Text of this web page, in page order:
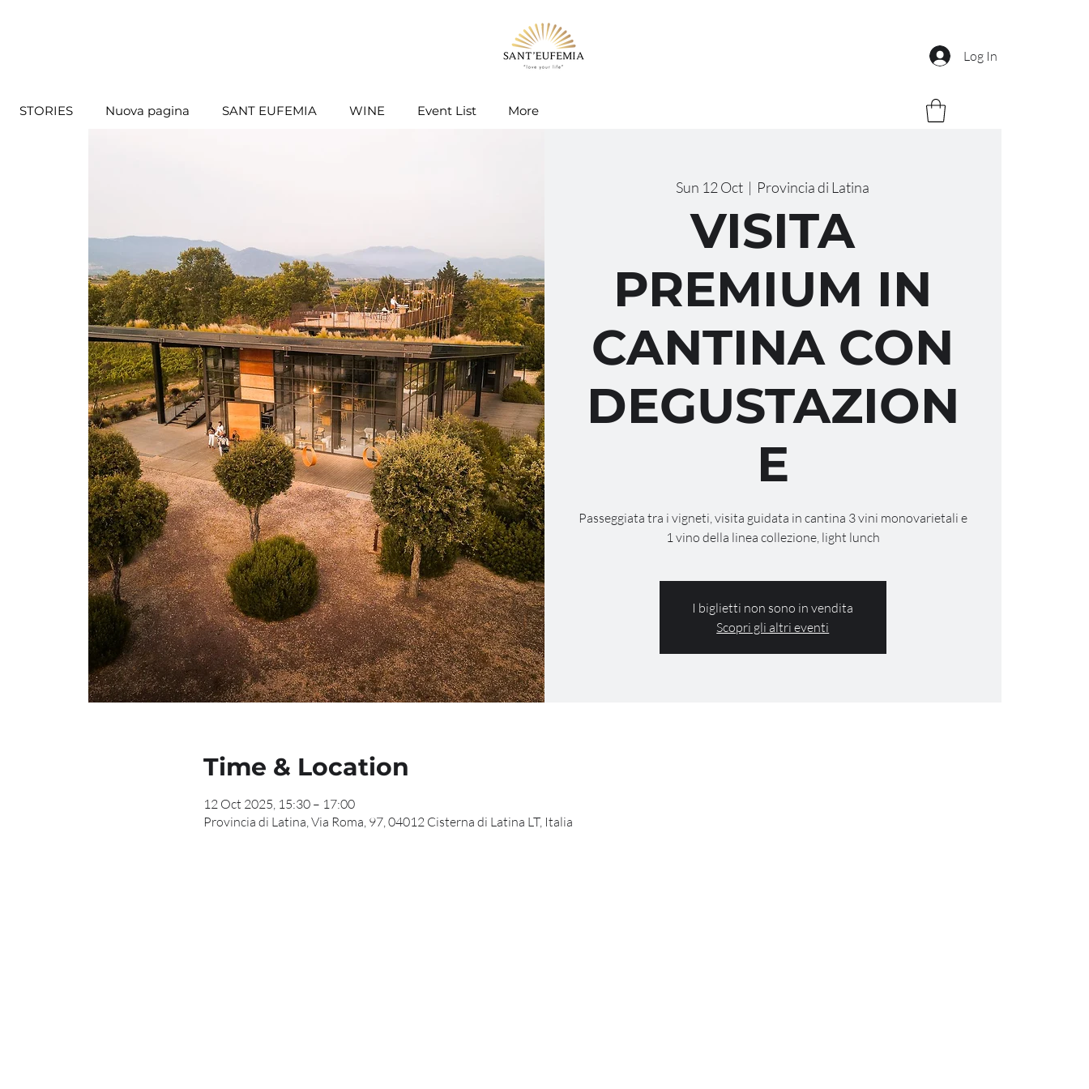
Log In
STORIES Nuova pagina SANT EUFEMIA WINE Event List More
Sun 12 Oct
  |
Provincia di Latina
VISITA
PREMIUM IN
CANTINA CON
DEGUSTAZION
E
Passeggiata tra i vigneti, visita guidata in cantina 3 vini monovarietali e
1 vino della linea collezione, light lunch
I biglietti non sono in vendita
Scopri gli altri eventi
Time & Location
12 Oct 2025, 15:30 – 17:00
Provincia di Latina, Via Roma, 97, 04012 Cisterna di Latina LT, Italia